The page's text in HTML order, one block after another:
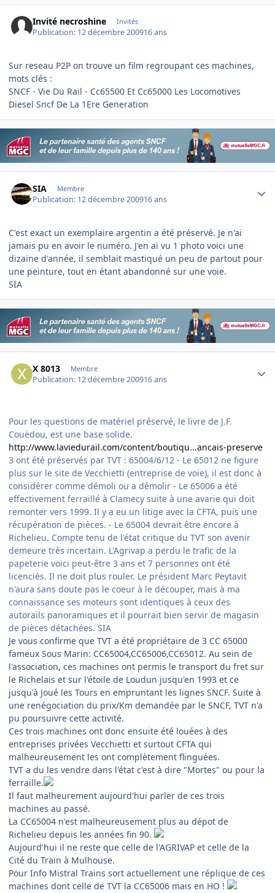
Invité necroshine Invités
Publication: 12 décembre 200916 ans
Sur reseau P2P on trouve un film regroupant ces machines,
mots clés :
SNCF - Vie Du Rail - Cc65500 Et Cc65000 Les Locomotives
Diesel Sncf De La 1Ere Generation
SIA Membre
Publication: 12 décembre 200916 ans
C'est exact un exemplaire argentin a été préservé. Je n'ai
jamais pu en avoir le numéro. J'en ai vu 1 photo voici une
dizaine d'année, il semblait mastiqué un peu de partout pour
une peinture, tout en étant abandonné sur une voie.
SIA
X 8013 Membre
Publication: 12 décembre 200916 ans
Pour les questions de matériel préservé, le livre de J.F.
Couëdou, est une base solide.
http://www.laviedurail.com/content/boutiqu...ancais-preserve
3 ont été préservés par TVT : 65004/6/12 - Le 65012 ne figure
plus sur le site de Vecchietti (entreprise de voie), il est donc à
considérer comme démoli ou a démolir - Le 65006 a été
effectivement ferraillé à Clamecy suite à une avarie qui doit
remonter vers 1999. Il y a eu un litige avec la CFTA, puis une
récupération de pièces. - Le 65004 devrait être encore à
Richelieu. Compte tenu de l'état critique du TVT son avenir
demeure très incertain. L'Agrivap a perdu le trafic de la
papeterie voici peut-être 3 ans et 7 personnes ont été
licenciés. Il ne doit plus rouler. Le président Marc Peytavit
n'aura sans doute pas le coeur à le découper, mais à ma
connaissance ses moteurs sont identiques à ceux des
autorails panoramiques et il pourrait bien servir de magasin
de pièces détachées. SIA
Je vous confirme que TVT a été propriétaire de 3 CC 65000
fameux Sous Marin: CC65004,CC65006,CC65012. Au sein de
l'association, ces machines ont permis le transport du fret sur
le Richelais et sur l'étoile de Loudun jusqu'en 1993 et ce
jusqu'à Joué les Tours en empruntant les lignes SNCF. Suite à
une renégociation du prix/Km demandée par le SNCF, TVT n'a
pu poursuivre cette activité.
Ces trois machines ont donc ensuite été louées à des
entreprises privées Vecchietti et surtout CFTA qui
malheureusement les ont complètement flinguées.
TVT a du les vendre dans l'état c'est à dire "Mortes" ou pour la
ferraille.
Il faut malheurement aujourd'hui parler de ces trois
machines au passé.
La CC65004 n'est malheureusement plus au dépot de
Richelieu depuis les années fin 90.
Aujourd'hui il ne reste que celle de l'AGRIVAP et celle de la
Cité du Train à Mulhouse.
Pour Info Mistral Trains sort actuellement une réplique de ces
machines dont celle de TVT la CC65006 mais en HO !